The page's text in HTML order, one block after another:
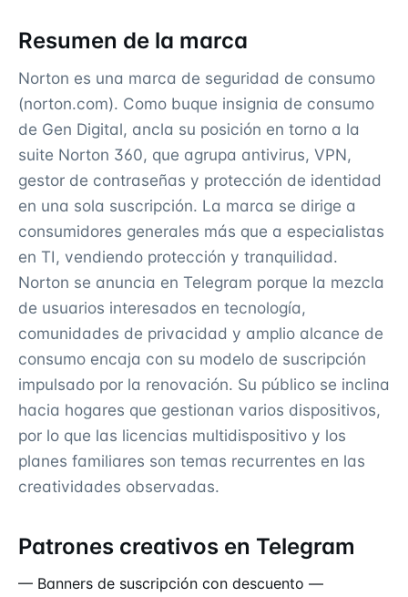
Resumen de la marca
Norton es una marca de seguridad de consumo
(norton.com). Como buque insignia de consumo
de Gen Digital, ancla su posición en torno a la
suite Norton 360, que agrupa antivirus, VPN,
gestor de contraseñas y protección de identidad
en una sola suscripción. La marca se dirige a
consumidores generales más que a especialistas
en TI, vendiendo protección y tranquilidad.
Norton se anuncia en Telegram porque la mezcla
de usuarios interesados en tecnología,
comunidades de privacidad y amplio alcance de
consumo encaja con su modelo de suscripción
impulsado por la renovación. Su público se inclina
hacia hogares que gestionan varios dispositivos,
por lo que las licencias multidispositivo y los
planes familiares son temas recurrentes en las
creatividades observadas.
Patrones creativos en Telegram
— Banners de suscripción con descuento —